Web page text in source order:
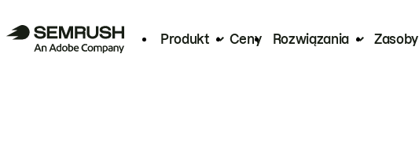
Produkt Ceny Rozwiązania Zasoby